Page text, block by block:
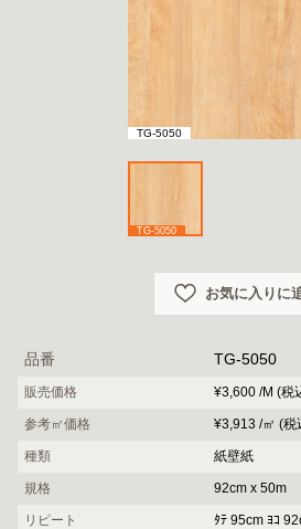
TG-5050
TG-5050
お気に入りに
品番 TG-5050
販売価格 ¥3,600 /M (税
参考㎡価格 ¥3,913 /㎡ (税
種類 紙壁紙
規格 92cm x 50m
リピート ﾀﾃ 95cm ﾖｺ